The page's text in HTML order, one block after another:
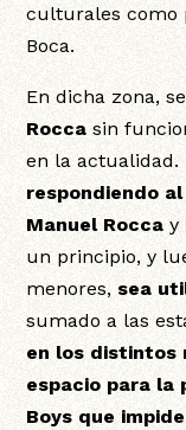
culturales como
Boca.
En dicha zona,
Rocca sin
en la actualidad.
respondiendo
Manuel Roccay
un principio, y
menores, sea
sumado a las
en los distintos
espacio para
Boys que